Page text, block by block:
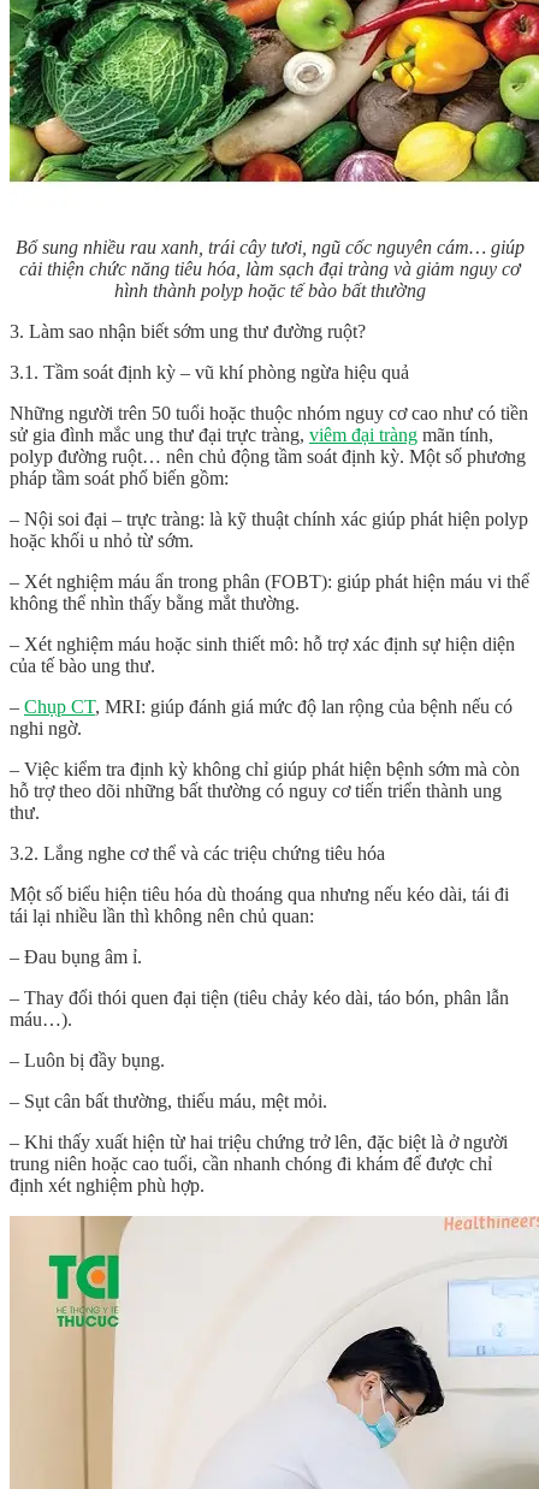
Bổ sung nhiều rau xanh, trái cây tươi, ngũ cốc nguyên cám… giúp
cải thiện chức năng tiêu hóa, làm sạch đại tràng và giảm nguy cơ
hình thành polyp hoặc tế bào bất thường
3. Làm sao nhận biết sớm ung thư đường ruột?
3.1. Tầm soát định kỳ – vũ khí phòng ngừa hiệu quả
Những người trên 50 tuổi hoặc thuộc nhóm nguy cơ cao như có tiền
sử gia đình mắc ung thư đại trực tràng, viêm đại tràng mãn tính,
polyp đường ruột… nên chủ động tầm soát định kỳ. Một số phương
pháp tầm soát phổ biến gồm:
– Nội soi đại – trực tràng: là kỹ thuật chính xác giúp phát hiện polyp
hoặc khối u nhỏ từ sớm.
– Xét nghiệm máu ẩn trong phân (FOBT): giúp phát hiện máu vi thể
không thể nhìn thấy bằng mắt thường.
– Xét nghiệm máu hoặc sinh thiết mô: hỗ trợ xác định sự hiện diện
của tế bào ung thư.
– Chụp CT, MRI: giúp đánh giá mức độ lan rộng của bệnh nếu có
nghi ngờ.
– Việc kiểm tra định kỳ không chỉ giúp phát hiện bệnh sớm mà còn
hỗ trợ theo dõi những bất thường có nguy cơ tiến triển thành ung
thư.
3.2. Lắng nghe cơ thể và các triệu chứng tiêu hóa
Một số biểu hiện tiêu hóa dù thoáng qua nhưng nếu kéo dài, tái đi
tái lại nhiều lần thì không nên chủ quan:
– Đau bụng âm ỉ.
– Thay đổi thói quen đại tiện (tiêu chảy kéo dài, táo bón, phân lẫn
máu…).
– Luôn bị đầy bụng.
– Sụt cân bất thường, thiếu máu, mệt mỏi.
– Khi thấy xuất hiện từ hai triệu chứng trở lên, đặc biệt là ở người
trung niên hoặc cao tuổi, cần nhanh chóng đi khám để được chỉ
định xét nghiệm phù hợp.